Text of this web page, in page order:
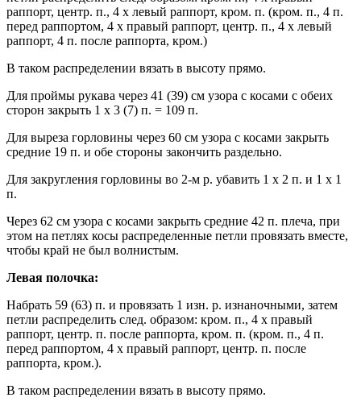
раппорт, центр. п., 4 х левый раппорт, кром. п. (кром. п., 4 п.
перед раппортом, 4 х правый раппорт, центр. п., 4 х левый
раппорт, 4 п. после раппорта, кром.)
В таком распределении вязать в высоту прямо.
Для проймы рукава через 41 (39) см узора с косами с обеих
сторон закрыть 1 х 3 (7) п. = 109 п.
Для выреза горловины через 60 см узора с косами закрыть
средние 19 п. и обе стороны закончить раздельно.
Для закругления горловины во 2-м р. убавить 1 х 2 п. и 1 х 1
п.
Через 62 см узора с косами закрыть средние 42 п. плеча, при
этом на петлях косы распределенные петли провязать вместе,
чтобы край не был волнистым.
Левая полочка:
Набрать 59 (63) п. и провязать 1 изн. р. изнаночными, затем
петли распределить след. образом: кром. п., 4 х правый
раппорт, центр. п. после раппорта, кром. п. (кром. п., 4 п.
перед раппортом, 4 х правый раппорт, центр. п. после
раппорта, кром.).
В таком распределении вязать в высоту прямо.